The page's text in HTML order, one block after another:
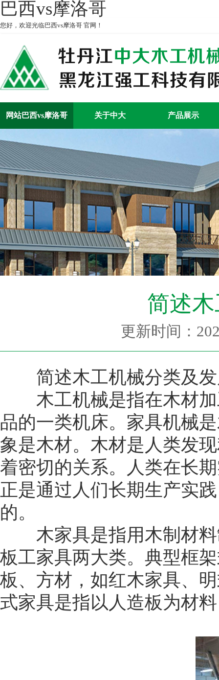
巴西vs摩洛哥
您好，欢迎光临巴西vs摩洛哥 官网！
网站巴西vs摩洛哥 关于中大 产品展示
简述
更新时间：
简述木工机械分类及发
木工机械是指在木材加
品的一类机床。家具机械
象是木材。木材是人类发
着密切的关系。人类在长
正是通过人们长期生产实
的。
木家具是指用木制材料
板工家具两大类。典型框
板、方材，如红木家具、
式家具是指以人造板为材